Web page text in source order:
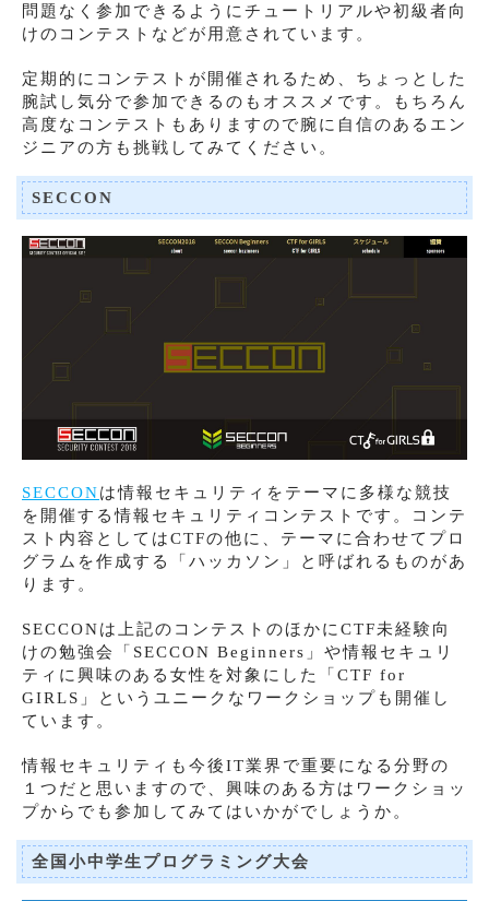
問題なく参加できるようにチュートリアルや初級者向
けのコンテストなどが用意されています。
定期的にコンテストが開催されるため、ちょっとした
腕試し気分で参加できるのもオススメです。もちろん
高度なコンテストもありますので腕に自信のあるエン
ジニアの方も挑戦してみてください。
SECCON
SECCONは情報セキュリティをテーマに多様な競技
を開催する情報セキュリティコンテストです。コンテ
スト内容としてはCTFの他に、テーマに合わせてプロ
グラムを作成する「ハッカソン」と呼ばれるものがあ
ります。
SECCONは上記のコンテストのほかにCTF未経験向
けの勉強会「SECCON Beginners」や情報セキュリ
ティに興味のある女性を対象にした「CTF for
GIRLS」というユニークなワークショップも開催し
ています。
情報セキュリティも今後IT業界で重要になる分野の
１つだと思いますので、興味のある方はワークショッ
プからでも参加してみてはいかがでしょうか。
全国小中学生プログラミング大会